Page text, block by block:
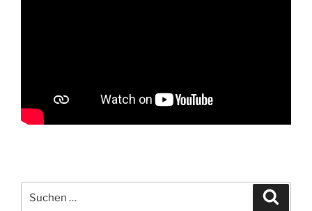
nach: